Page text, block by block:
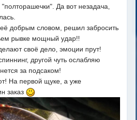
"полторашечки". Да вот незадача,
добрым словом, решил забросить
рывке мощный удар!!
своё дело, эмоции прут!
другой чуть ослабляю
за подсаком!
На первой щуке, а уже
заказ